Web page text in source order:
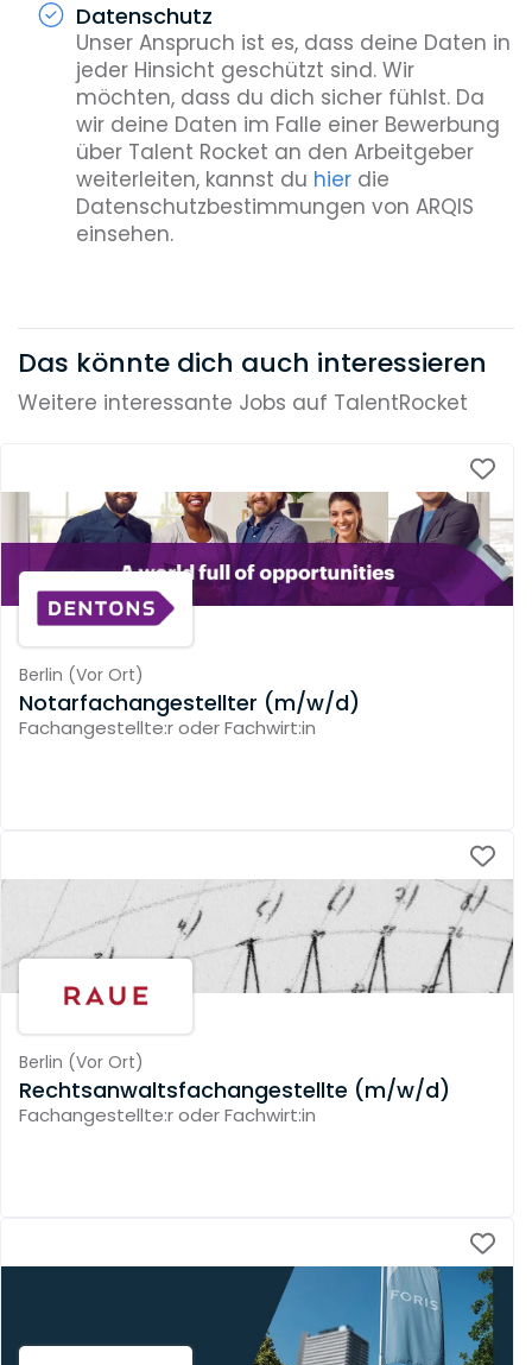
Datenschutz
Unser Anspruch ist es, dass deine Daten in
jeder Hinsicht geschützt sind. Wir
möchten, dass du dich sicher fühlst. Da
wir deine Daten im Falle einer Bewerbung
über Talent Rocket an den Arbeitgeber
weiterleiten, kannst du hierdie
Datenschutzbestimmungen von ARQIS
einsehen.
Das könnte dich auch interessieren
Weitere interessante Jobs auf TalentRocket
Berlin (Vor Ort)
Notarfachangestellter (m/w/d)
Fachangestellte:r oder Fachwirt:in
Berlin (Vor Ort)
Rechtsanwaltsfachangestellte (m/w/d)
Fachangestellte:r oder Fachwirt:in